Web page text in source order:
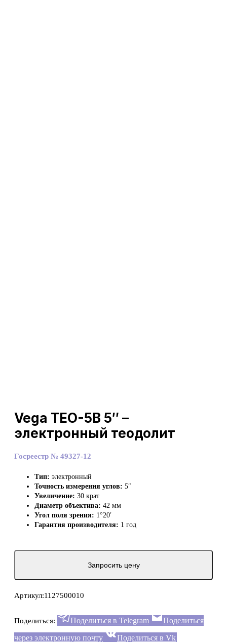
Vega TEO-5B 5″ –
электронный теодолит
Госреестр № 49327-12
Тип: электронный
Точность измерения углов: 5″
Увеличение: 30 крат
Диаметр объектива: 42 мм
Угол поля зрения: 1°20′
Гарантия производителя: 1 год
Запросить цену
Артикул:1127500010
Поделиться: Поделиться в Telegram
Поделиться
через электронную почту
Поделиться в Vk